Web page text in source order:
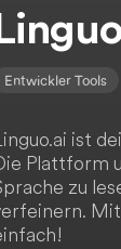
Entwickler Tools
ist
Plattform
zu
Mit